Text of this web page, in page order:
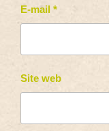
E-mail *
Site web